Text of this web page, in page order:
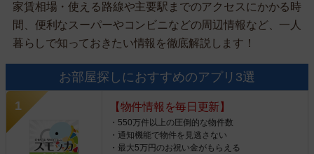
家賃相場・使える路線や主要駅までのアクセスにかかる時
間、便利なスーパーやコンビニなどの周辺情報など、一人
暮らしで知っておきたい情報を徹底解説します！
お部屋探しにおすすめのアプリ3選
【物件情報を毎日更新】
・550万件以上の圧倒的な物件数
・通知機能で物件を見逃さない
・最大5万円のお祝い金がもらえる